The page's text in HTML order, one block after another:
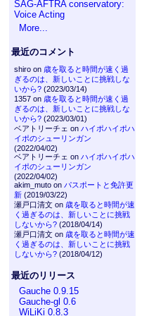
SAG-AFTRA conservatory:
Voice Acting
More...
最近のコメント
shiro on 歳を取ると時間が速く過
ぎるのは、新しいことに挑戦しな
いから?(2023/03/14)
1357 on 歳を取ると時間が速く過
ぎるのは、新しいことに挑戦しな
いから?(2023/03/01)
ベアトリーチェ on ハイポハイポハ
イポのシューリンガン
(2022/04/02)
ベアトリーチェ on ハイポハイポハ
イポのシューリンガン
(2022/04/02)
akim_muto on パスポートと免許更
新(2019/03/22)
瀬戸口清文 on 歳を取ると時間が速
く過ぎるのは、新しいことに挑戦
しないから?(2018/04/14)
瀬戸口清文 on 歳を取ると時間が速
く過ぎるのは、新しいことに挑戦
しないから?(2018/04/12)
最近のリリース
Gauche 0.9.15
Gauche-gl 0.6
WiLiKi 0.8.3